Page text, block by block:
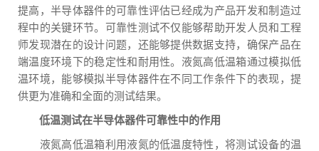
提高，半导体器件的可靠性评估已经成为产品开发和制造过
程中的关键环节。可靠性测试不仅能够帮助开发人员和工程
师发现潜在的设计问题，还能够提供数据支持，确保产品在
端温度环境下的稳定性和耐用性。液氮高低温箱通过模拟低
温环境，能够模拟半导体器件在不同工作条件下的表现，提
供更为准确和全面的测试结果。
低温测试在半导体器件可靠性中的作用
液氮高低温箱利用液氮的低温度特性，将测试设备的温